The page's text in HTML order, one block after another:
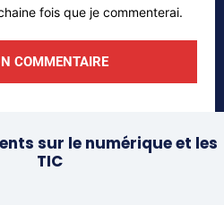
fois que je commenterai.
sur le numérique et les
TIC